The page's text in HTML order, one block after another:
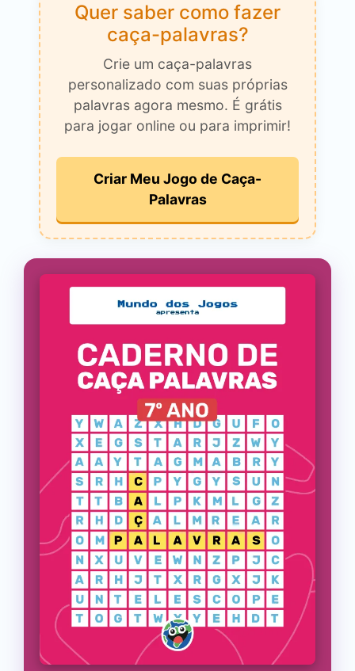
Quer saber como fazer
caça-palavras?
Crie um caça-palavras
personalizado com suas próprias
palavras agora mesmo. É grátis
para jogar online ou para imprimir!
Criar Meu Jogo de Caça-
Palavras